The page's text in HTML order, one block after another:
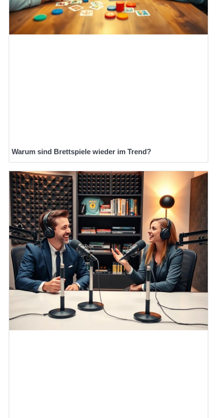
Warum sind Brettspiele wieder im Trend?